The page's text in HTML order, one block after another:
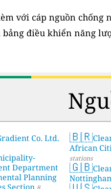
với cáp nguồn chống
bảng điều khiển năng
Co. Ltd.
Department
Planning
🇧🇷
African
stations
🇬🇧